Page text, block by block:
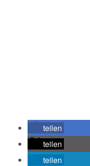
teilen
teilen
teilen